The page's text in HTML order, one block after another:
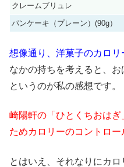
クレームブリュレ
パンケーキ（プレーン）(90g）
想像通り、洋菓子のカロリ
なかの持ちを考えると、
というのが私の感想です。
崎陽軒の「ひとくちおは
ためカロリーのコントロー
とはいえ、それなりにカ